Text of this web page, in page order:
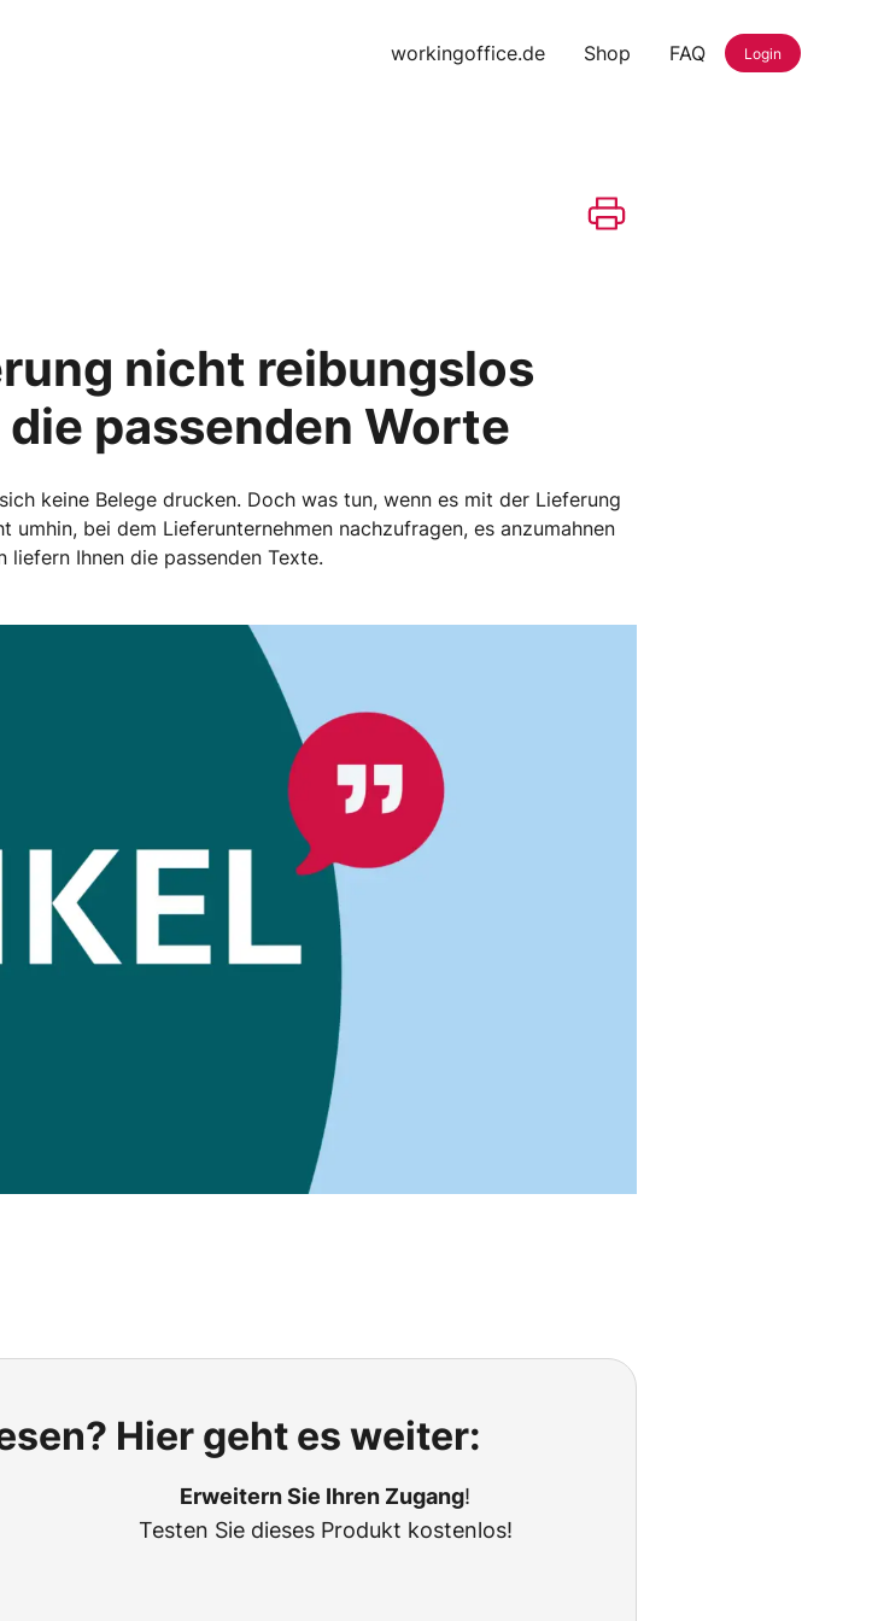
workingoffice.de Shop FAQ Login
nicht reibungslos
passenden Worte
keine Belege drucken. Doch was tun, wenn es mit der Lieferung
bei dem Lieferunternehmen nachzufragen, es anzumahnen
Ihnen die passenden Texte.
Hier geht es weiter:
Erweitern Sie Ihren Zugang!
Testen Sie dieses Produkt kostenlos!